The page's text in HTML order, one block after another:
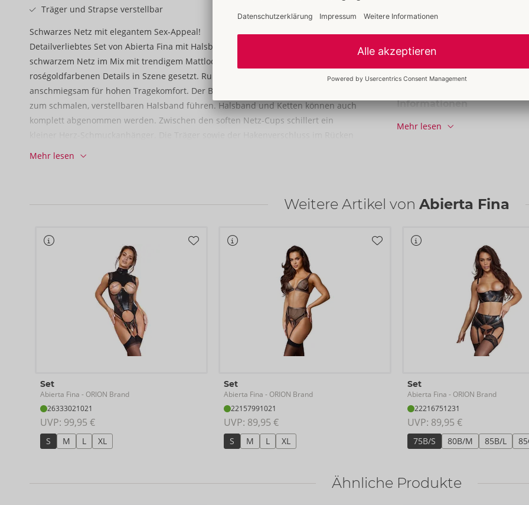
Träger und Strapse verstellbar
Schwarzes Netz mit elegantem Sex-Appeal!
Detailverliebtes Set von Abierta Fina mit Halsband-BH und Straps-Riostring. Aus
schwarzem Netz im Mix mit trendigem Mattlook. Stilvoll und elegant mit
roségoldfarbenen Details in Szene gesetzt. Rundum weich und elastisch
anschmiegsam für hohen Tragekomfort. Der BH verführt mit Dekolleté-Ketten, die
zum schmalen, verstellbaren Halsband führen. Halsband und Ketten können auch
komplett abgenommen werden. Zwischen den soften Netz-Cups schillert ein
Mehr lesen
Gewicht: 385 g
Breite: 15,5 cm
Höhe: 5,7 cm
Länge: 21,8 cm
Informationen
Art.-Nr.: 22157801021
Mehr lesen
Weitere Artikel von Abierta Fina
Set
Abierta Fina - ORION Brand
26333021021
UVP: 99,95 €
S M L XL
Set
Abierta Fina - ORION Brand
22157991021
UVP: 89,95 €
S M L XL
Set
Abierta Fina - ORION Brand
22216751231
UVP: 89,95 €
75B/S 80B/M 85B/L
Ähnliche Produkte